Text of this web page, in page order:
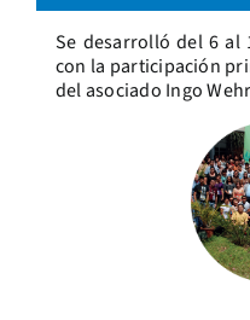
Se desarrolló del 6 al
con la participación
del asociado Ingo